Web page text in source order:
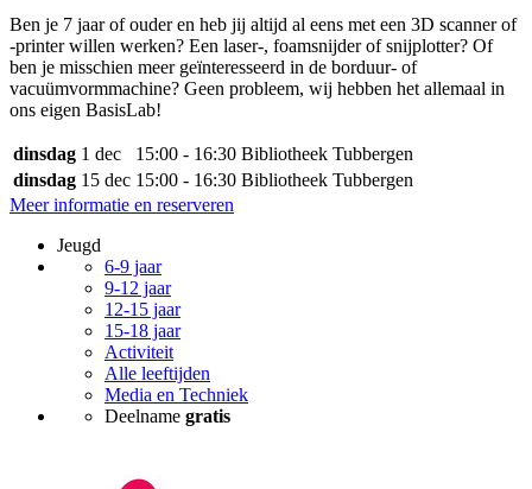
Ben je 7 jaar of ouder en heb jij altijd al eens met een 3D scanner of
-printer willen werken? Een laser-, foamsnijder of snijplotter? Of
ben je misschien meer geïnteresseerd in de borduur- of
vacuümvormmachine? Geen probleem, wij hebben het allemaal in
ons eigen BasisLab!
dinsdag 1 dec 15:00 - 16:30 Bibliotheek Tubbergen
dinsdag 15 dec 15:00 - 16:30 Bibliotheek Tubbergen
Meer informatie en reserveren
Jeugd
6-9 jaar
9-12 jaar
12-15 jaar
15-18 jaar
Activiteit
Alle leeftijden
Media en Techniek
Deelname gratis